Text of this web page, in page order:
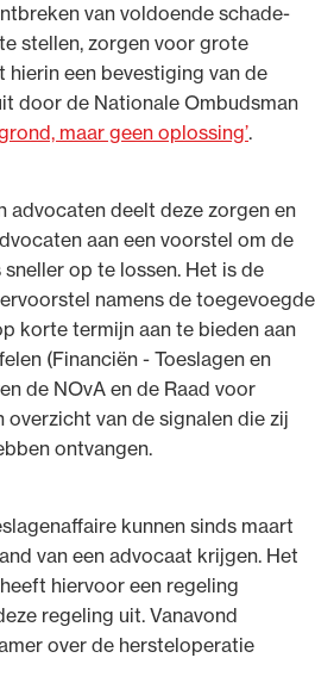
van voldoende schade-
stellen, zorgen voor grote
hierin een bevestiging van de
door de Nationale Ombudsman
maar geen oplossing’.
advocaten deelt deze zorgen en
aan een voorstel om de
op te lossen. Het is de
namens de toegevoegde
korte termijn aan te bieden aan
(Financiën - Toeslagen en
de NOvA en de Raad voor
overzicht van de signalen die zij
ontvangen.
kunnen sinds maart
van een advocaat krijgen. Het
hiervoor een regeling
regeling uit. Vanavond
over de hersteloperatie